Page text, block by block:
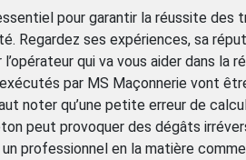
pour garantir la réussite des
Regardez ses expériences, sa
qui va vous aider dans la
par MS Maçonnerie vont
noter qu’une petite erreur de
peut provoquer des dégâts
professionnel en la matière comme